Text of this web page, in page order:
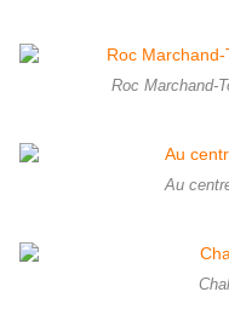
Roc Marchand-
Au